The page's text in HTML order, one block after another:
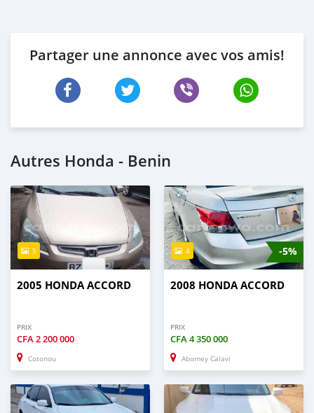
Partager une annonce avec vos amis!
Autres Honda - Benin
5
2005 HONDA ACCORD
PRIX
CFA2 200 000
Cotonou
-5%
4
2008 HONDA ACCORD
PRIX
CFA4 350 000
Abomey Calavi